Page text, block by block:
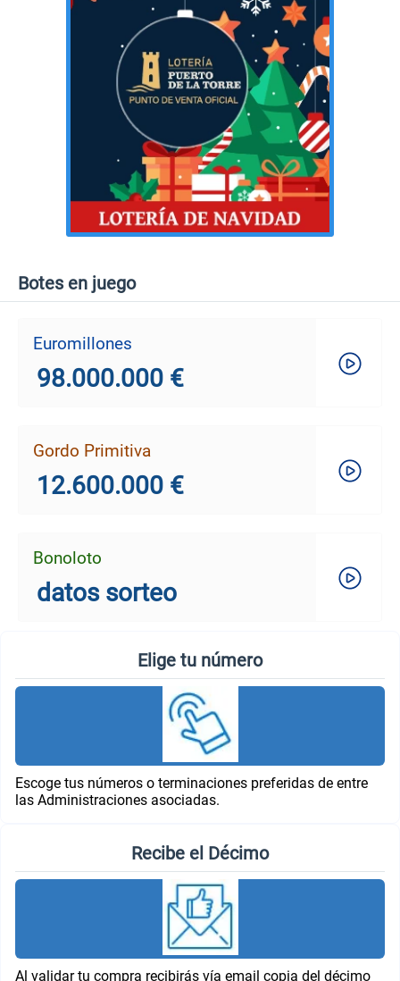
Botes en juego
Euromillones
98.000.000 €
Gordo Primitiva
12.600.000 €
Bonoloto
datos sorteo
Elige tu número
Escoge tus números o terminaciones preferidas de entre
las Administraciones asociadas.
Recibe el Décimo
Al validar tu compra recibirás vía email copia del décimo